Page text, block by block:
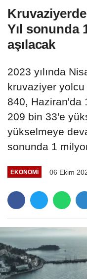
Yıl sonunda
aşılacak
2023 yılında
kruvaziyer yolcu
840, Haziran'da
209 bin 33'e
yükselmeye
sonunda 1
EKONOMI 06 Ekim